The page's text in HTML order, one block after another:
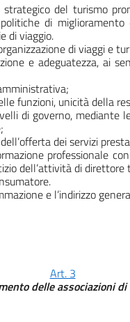
del turismo
di
di viaggio.
di viaggi e
adeguatezza, ai
unicità della
governo, mediante le
dei servizi
professionale con
dell’attività di direttore
e l’indirizzo
Art. 3
delle associazioni di